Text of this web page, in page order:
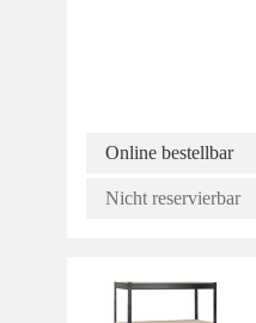
Online bestellbar
Nicht reservierbar